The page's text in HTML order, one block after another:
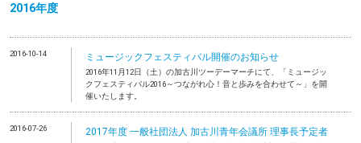
2016年度
2016-10-14 ミュージックフェスティバル開催のお知らせ
2016年11月12日（土）の加古川ツーデーマーチにて、「ミュージッ
クフェスティバル2016～つながれ心！音と歩みを合わせて～」を開
催いたします。
2016-07-26 2017年度 一般社団法人 加古川青年会議所 理事長予定者